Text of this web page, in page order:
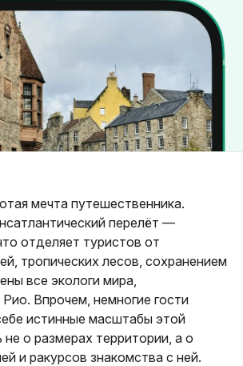
мечта путешественника.
перелёт —
отделяет туристов от
тропических лесов, сохранением
все экологи мира,
Рио. Впрочем, немногие гости
истинные масштабы этой
о размерах территории, а о
и ракурсов знакомства с ней.